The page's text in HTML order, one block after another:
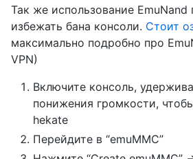
Так же использование EmuNand
избежать бана консоли. Стоит
максимально подробно про
VPN)
Включите консоль,
понижения громкости,
hekate
Перейдите в “emuMMC”